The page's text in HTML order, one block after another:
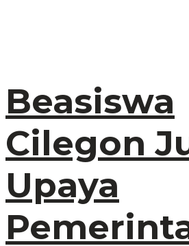
Beasiswa
Cilegon
Upaya